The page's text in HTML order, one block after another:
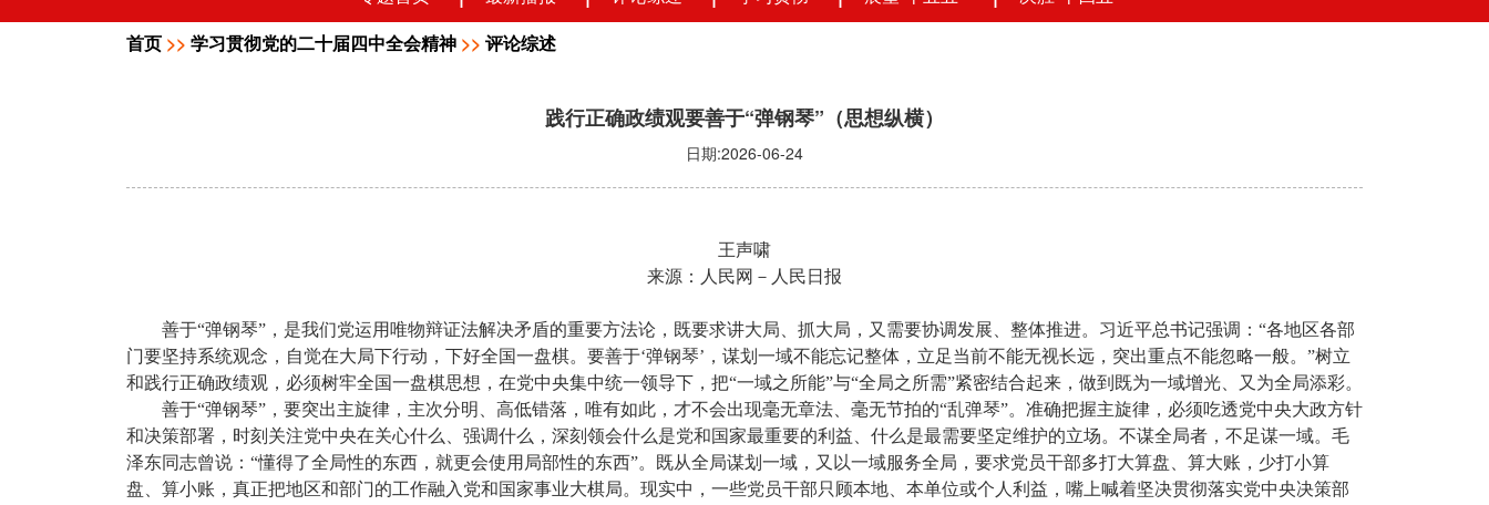
首页 >> 学习贯彻党的二十届四中全会精神 >> 评论综述
践行正确政绩观要善于“弹钢琴”（思想纵横）
日期:2026-06-24
王声啸
来源：人民网－人民日报
善于“弹钢琴”，是我们党运用唯物辩证法解决矛盾的重要方法论，既要求讲大局、抓大局，又需要协调发展、整体推进。习近平总书记强调：“各地区各部
门要坚持系统观念，自觉在大局下行动，下好全国一盘棋。要善于‘弹钢琴’，谋划一域不能忘记整体，立足当前不能无视长远，突出重点不能忽略一般。”树立
和践行正确政绩观，必须树牢全国一盘棋思想，在党中央集中统一领导下，把“一域之所能”与“全局之所需”紧密结合起来，做到既为一域增光、又为全局添彩。
善于“弹钢琴”，要突出主旋律，主次分明、高低错落，唯有如此，才不会出现毫无章法、毫无节拍的“乱弹琴”。准确把握主旋律，必须吃透党中央大政方针
和决策部署，时刻关注党中央在关心什么、强调什么，深刻领会什么是党和国家最重要的利益、什么是最需要坚定维护的立场。不谋全局者，不足谋一域。毛
泽东同志曾说：“懂得了全局性的东西，就更会使用局部性的东西”。既从全局谋划一域，又以一域服务全局，要求党员干部多打大算盘、算大账，少打小算
盘、算小账，真正把地区和部门的工作融入党和国家事业大棋局。现实中，一些党员干部只顾本地、本单位或个人利益，嘴上喊着坚决贯彻落实党中央决策部